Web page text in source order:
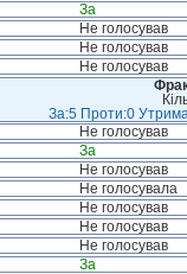
За
Не голосував
Не голосував
Не голосував
За:5 Проти:0
Не голосував
За
Не голосував
Не голосувала
Не голосував
Не голосував
Не голосував
За